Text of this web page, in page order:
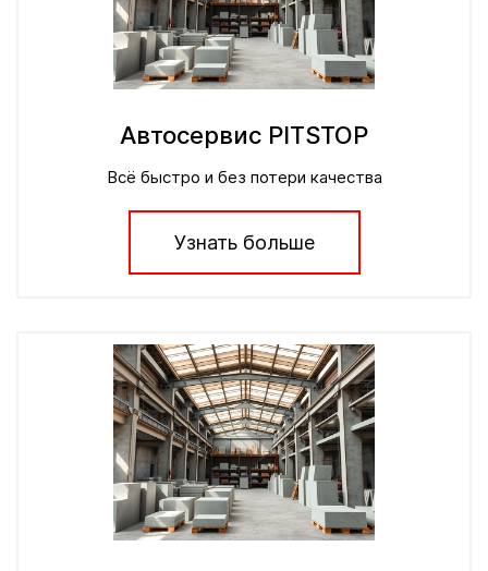
Автосервис PITSTOP
Всё быстро и без потери качества
Узнать больше